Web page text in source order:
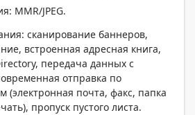
MMR/JPEG.
сканирование баннеров,
встроенная адресная книга,
передача данных с
отправка по
(электронная почта, факс, папка
пропуск пустого листа.